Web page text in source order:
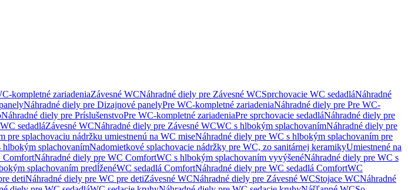
kompletné zariadeniaZávesné WCNáhradné diely pre Závesné WCSprchovacie WC sedadláNáhradné
Náhradné diely pre Dizajnové panelyPre WC-kompletné zariadeniaNáhradné diely pre Pre WC-
Náhradné diely pre PríslušenstvoPre WC-kompletné zariadeniaPre sprchovacie sedadláNáhradné diely pre
sedadláZávesné WCNáhradné diely pre Závesné WCWC s hlbokým splachovanímNáhradné diely pre
pre splachovaciu nádržku umiestnenú na WC miseNáhradné diely pre WC s hlbokým splachovaním pre
splachovanímNadomietkové splachovacie nádržky pre WC, zo sanitárnej keramikyUmiestnené na
ComfortNáhradné diely pre WC ComfortWC s hlbokým splachovaním vyvýšenéNáhradné diely pre WC s
splachovaním predĺženéWC sedadlá ComfortNáhradné diely pre WC sedadlá ComfortWC
detiNáhradné diely pre WC pre detiZávesné WCNáhradné diely pre Závesné WCStojace WCNáhradné